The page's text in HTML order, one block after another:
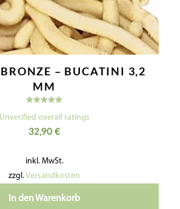
– BUCATINI 3,2
MM
mit
von 5
Unverified overall ratings
32,90 €
inkl. MwSt.
zzgl.Versandkosten
In den Warenkorb